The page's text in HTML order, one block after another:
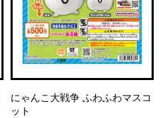
にゃんこ大戦争 ふわふわマスコ
ット